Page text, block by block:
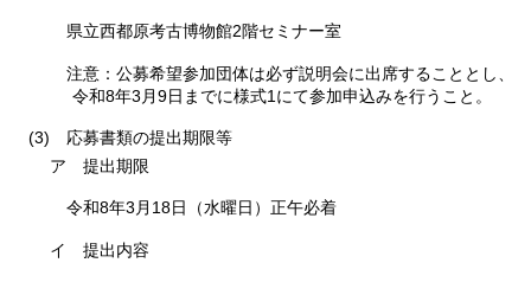
県立西都原考古博物館2階セミナー室
注意 ：公募希望参加団体は必ず説明会に出席することとし、
令和8年3月9日までに様式1にて参加申込みを行うこと。
(3) 応募書類の提出期限等
ア
提出期限
令和8年3月18日（水曜日）正午必着
イ 提出内容